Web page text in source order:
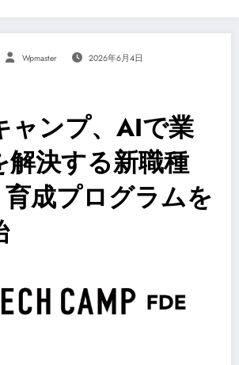
Wpmaster 2026年6月4日
ャンプ、AIで業
解決する新職種
育成プログラムを